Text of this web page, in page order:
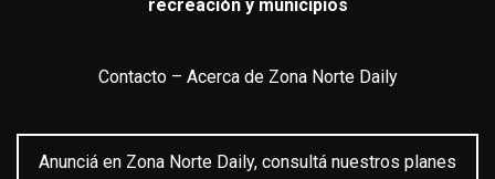
recreación y municipios
Contacto– Acerca de Zona Norte Daily
Anunciá en Zona Norte Daily, consultá nuestros planes